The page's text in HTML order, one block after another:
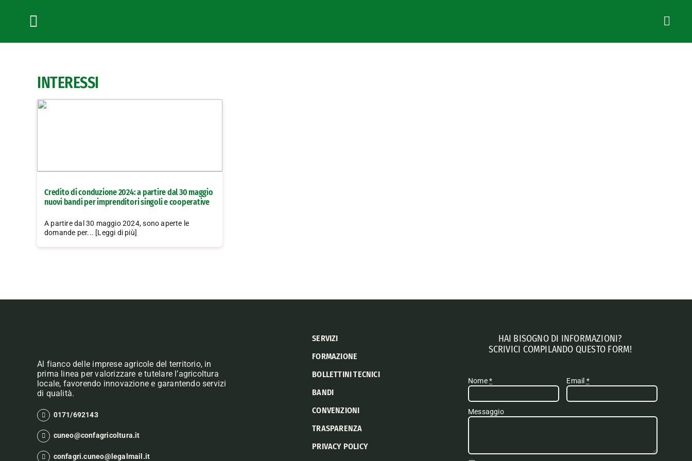
Toggle
Navigation
INTERESSI
Credito di conduzione 2024: a partire dal 30 maggio
nuovi bandi per imprenditori singoli e cooperative
A partire dal 30 maggio 2024, sono aperte le
domande per... [Leggi di più]
Al fianco delle imprese agricole del territorio, in
prima linea per valorizzare e tutelare l’agricoltura
locale, favorendo innovazione e garantendo servizi
di qualità.
0171/692143
cuneo@confagricoltura.it
confagri.cuneo@legalmail.it
SERVIZI
FORMAZIONE
BOLLETTINI TECNICI
BANDI
CONVENZIONI
TRASPARENZA
PRIVACY POLICY
HAI BISOGNO DI INFORMAZIONI?
SCRIVICI COMPILANDO QUESTO FORM!
Nome* Email *
Messaggio